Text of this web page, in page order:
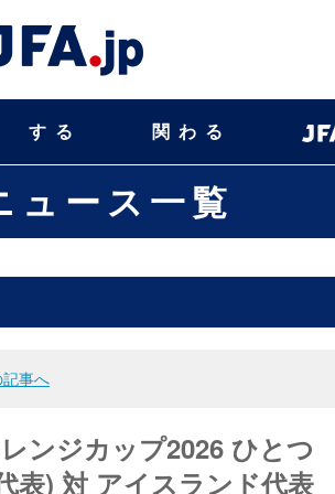
する 関わる
ュース一覧
事へ
ンジカップ2026 ひとつ
表) 対 アイスランド代表